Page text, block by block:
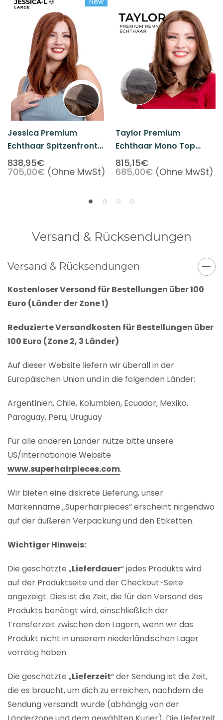
Jessica Premium
Echthaar Spitzenfront
Mono Top
Damenperücke Mit
838,95€
705,00€ (Ohne MwSt)
Taylor Premium
Echthaar Mono Top
Spitzen Front Damen
Perücke
815,15€
685,00€ (Ohne MwSt)
Versand & Rücksendungen
Versand & Rücksendungen
Kostenloser Versand für Bestellungen über 100
Euro (Länder der Zone 1)
Reduzierte Versandkosten für Bestellungen über
100 Euro (Zone 2, 3 Länder)
Auf dieser Website liefern wir überall in der
Europäischen Union und in die folgenden Länder:
Argentinien, Chile, Kolumbien, Ecuador, Mexiko,
Paraguay, Peru, Uruguay
Für alle anderen Länder nutze bitte unsere
US/internationale Website
www.superhairpieces.com.
Wir bieten eine diskrete Lieferung, unser
Markenname „Superhairpieces“ erscheint nirgendwo
auf der äußeren Verpackung und den Etiketten.
Wichtiger Hinweis:
Die geschätzte „Lieferdauer“ jedes Produkts wird
auf der Produktseite und der Checkout-Seite
angezeigt. Dies ist die Zeit, die für den Versand des
Produkts benötigt wird, einschließlich der
Transferzeit zwischen den Lagern, wenn wir das
Produkt nicht in unserem niederländischen Lager
vorrätig haben.
Die geschätzte „Lieferzeit“ der Sendung ist die Zeit,
die es braucht, um dich zu erreichen, nachdem die
Sendung versandt wurde (abhängig von der